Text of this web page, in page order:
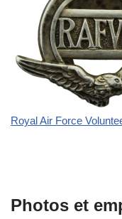
Royal Air Force
Photos et